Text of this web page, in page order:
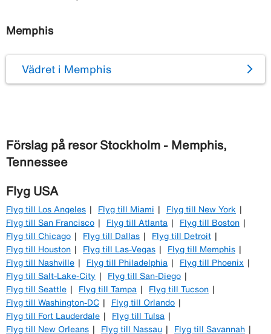
Memphis
Vädret i Memphis
Förslag på resor Stockholm - Memphis,
Tennessee
Flyg USA
Flyg till Los Angeles Flyg till Miami
Flyg till New York
Flyg till San Francisco
Flyg till Atlanta
Flyg till Boston
Flyg till Chicago
Flyg till Dallas
Flyg till Detroit
Flyg till Houston
Flyg till Las-Vegas
Flyg till Memphis
Flyg till Nashville
Flyg till Philadelphia
Flyg till Phoenix
Flyg till Salt-Lake-City
Flyg till San-Diego
Flyg till Seattle
Flyg till Tampa
Flyg till Tucson
Flyg till Washington-DC
Flyg till Orlando
Flyg till Fort Lauderdale
Flyg till Tulsa
Flyg till New Orleans
Flyg till Nassau
Flyg till Savannah